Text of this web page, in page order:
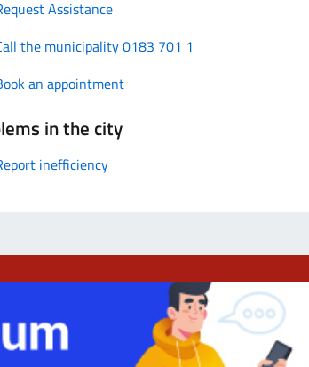
Assistance
the municipality 0183 701 1
an appointment
in the city
inefficiency